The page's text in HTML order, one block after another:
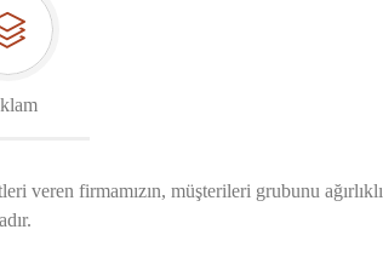
veren firmamızın, müşterileri grubunu ağırlıklı